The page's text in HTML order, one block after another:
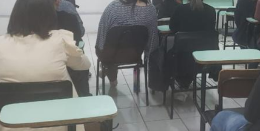
Jurídica) - Bagé, Santana do
Livramento, São Gabriel e
Alegrete
NPS - Núcleo de Práticas
em Saúde